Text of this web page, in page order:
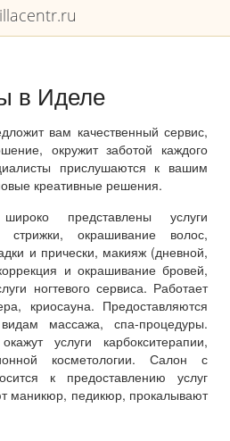
в Иделе
вам качественный сервис,
окружит заботой каждого
прислушаются к вашим
креативные решения.
представлены услуги
стрижки, окрашивание волос,
и прически, макияж (дневной,
и окрашивание бровей,
ногтевого сервиса. Работает
криосауна. Предоставляются
массажа, спа-процедуры.
услуги карбокситерапии,
косметологии. Салон с
к предоставлению услуг
маникюр, педикюр, прокалывают